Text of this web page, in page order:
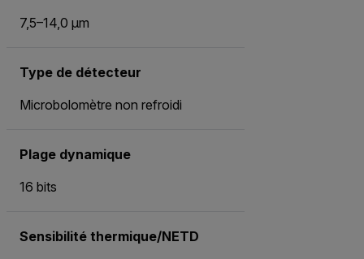
7,5–14,0 µm
Type de détecteur
Microbolomètre non refroidi
Plage dynamique
16 bits
Sensibilité thermique/NETD